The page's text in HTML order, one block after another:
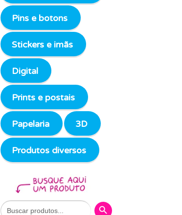
Pins e botons
Stickers e imãs
Digital
Prints e postais
Papelaria 3D
Produtos diversos
Search
for:
Search Button